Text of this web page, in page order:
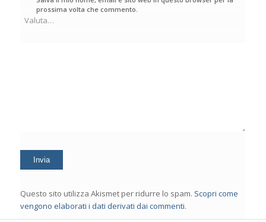
prossima volta che commento.
Questo sito utilizza Akismet per ridurre lo spam. Scopri come
vengono elaborati i dati derivati dai commenti.